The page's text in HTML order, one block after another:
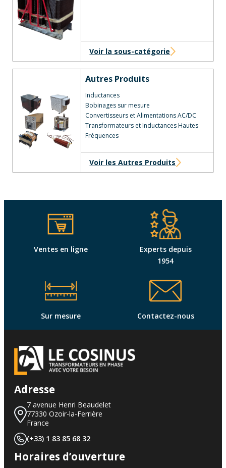
Voir la sous-catégorie
Autres Produits
Inductances
Bobinages sur mesure
Convertisseurs et Alimentations AC/DC
Transformateurs et Inductances Hautes
Fréquences
Voir les Autres Produits
Ventes en ligne
Experts depuis
1954
Sur mesure Contactez-nous
Adresse
7 avenue Henri Beaudelet
77330 Ozoir-la-Ferrière
France
(+33) 1 83 85 68 32
Horaires d’ouverture